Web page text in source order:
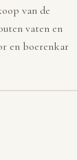
van de
vaten en
en boerenkar